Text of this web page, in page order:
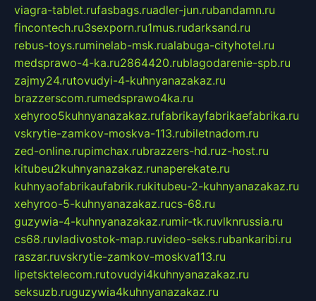
viagra-tablet.rufasbags.ruadler-jun.rubandamn.ru
fincontech.ru3sexporn.ru1mus.rudarksand.ru
rebus-toys.ruminelab-msk.rualabuga-cityhotel.ru
medsprawo-4-ka.ru2864420.rublagodarenie-spb.ru
zajmy24.rutovudyi-4-kuhnyanazakaz.ru
brazzerscom.rumedsprawo4ka.ru
xehyroo5kuhnyanazakaz.rufabrikayfabrikaefabrika.ru
vskrytie-zamkov-moskva-113.rubiletnadom.ru
zed-online.rupimchax.rubrazzers-hd.ruz-host.ru
kitubeu2kuhnyanazakaz.runaperekate.ru
kuhnyaofabrikaufabrik.rukitubeu-2-kuhnyanazakaz.ru
xehyroo-5-kuhnyanazakaz.rucs-68.ru
guzywia-4-kuhnyanazakaz.rumir-tk.ruvlknrussia.ru
cs68.ruvladivostok-map.ruvideo-seks.rubankaribi.ru
raszar.ruvskrytie-zamkov-moskva113.ru
lipetsktelecom.rutovudyi4kuhnyanazakaz.ru
seksuzb.ruguzywia4kuhnyanazakaz.ru